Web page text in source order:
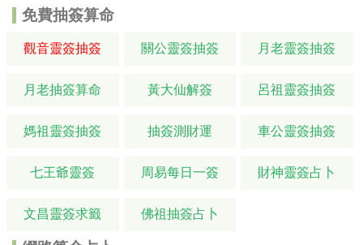
免費抽簽算命
觀音靈簽抽簽 關公靈簽抽簽 月老靈簽抽簽
月老抽簽算命 黃大仙解簽 呂祖靈簽抽簽
媽祖靈簽抽簽 抽簽測財運 車公靈簽抽簽
七王爺靈簽 周易每日一簽 財神靈簽占卜
文昌靈簽求籤 佛祖抽簽占卜